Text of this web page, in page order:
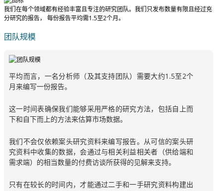
我们在每个领域都有经验丰富且专注的研究团队。我们只发布数量有限且经过充
分研究的报告， 每份报告平均需1.5至2个月。
团队规模
平均而言，一名分析师（及其支持团队）需要大约1.5至2个
月来编写一份报告。
这一时间表确保我们能够采用严格的研究方法，包括自上而
下和自下而上的方法来估算市场数据。
我们不会仅依赖案头研究资料来编写报告。从可信的案头研
究资料中收集的数据，会通过与相关利益相关者（供给端和
需求端）的相当数量的付费访谈所获得的见解来支持。
只有在较长的时间内，才能通过二手和一手研究资料构建出